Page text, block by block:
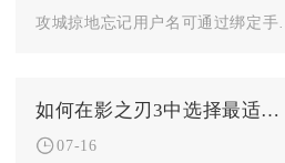
如何在影之刃3中选择最适合的武器
07-16